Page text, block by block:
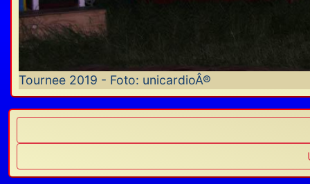
Tournee 2019 - Foto: unicardioÂ®